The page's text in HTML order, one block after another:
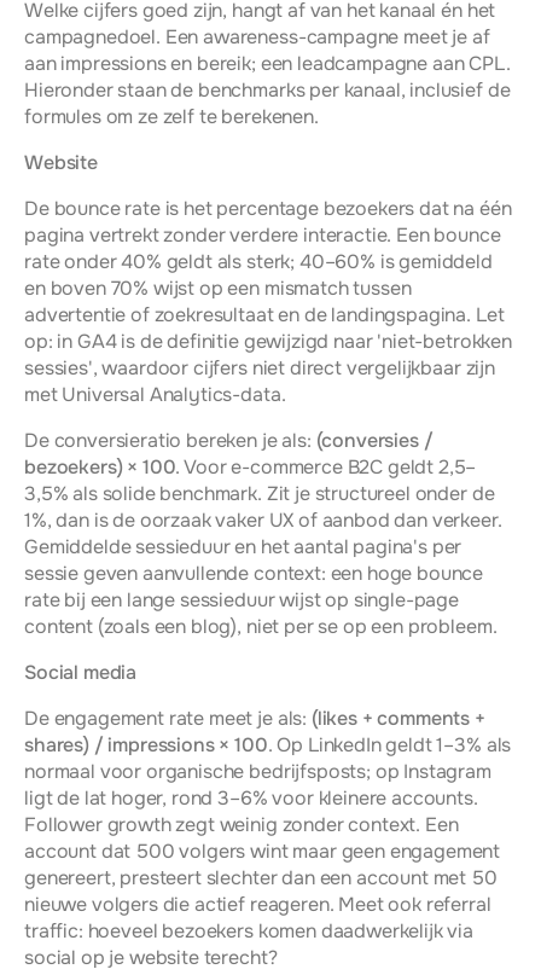
Welke cijfers goed zijn, hangt af van het kanaal én het
campagnedoel. Een awareness-campagne meet je af
aan impressions en bereik; een leadcampagne aan CPL.
Hieronder staan de benchmarks per kanaal, inclusief de
formules om ze zelf te berekenen.
Website
De bounce rate is het percentage bezoekers dat na één
pagina vertrekt zonder verdere interactie. Een bounce
rate onder 40% geldt als sterk; 40–60% is gemiddeld
en boven 70% wijst op een mismatch tussen
advertentie of zoekresultaat en de landingspagina. Let
op: in GA4 is de definitie gewijzigd naar 'niet-betrokken
sessies', waardoor cijfers niet direct vergelijkbaar zijn
met Universal Analytics-data.
De conversieratio bereken je als: (conversies /
bezoekers) × 100. Voor e-commerce B2C geldt 2,5–
3,5% als solide benchmark. Zit je structureel onder de
1%, dan is de oorzaak vaker UX of aanbod dan verkeer.
Gemiddelde sessieduur en het aantal pagina's per
sessie geven aanvullende context: een hoge bounce
rate bij een lange sessieduur wijst op single-page
content (zoals een blog), niet per se op een probleem.
Social media
De engagement rate meet je als: (likes + comments +
shares) / impressions × 100. Op LinkedIn geldt 1–3% als
normaal voor organische bedrijfsposts; op Instagram
ligt de lat hoger, rond 3–6% voor kleinere accounts.
Follower growth zegt weinig zonder context. Een
account dat 500 volgers wint maar geen engagement
genereert, presteert slechter dan een account met 50
nieuwe volgers die actief reageren. Meet ook referral
traffic: hoeveel bezoekers komen daadwerkelijk via
social op je website terecht?